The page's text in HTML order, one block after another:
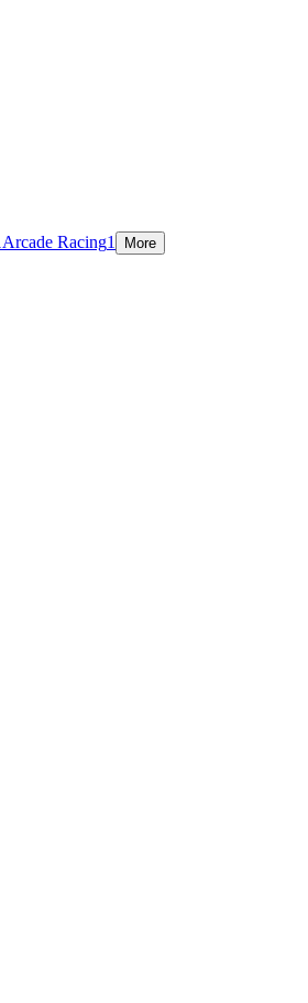
Arcade Racing1 More